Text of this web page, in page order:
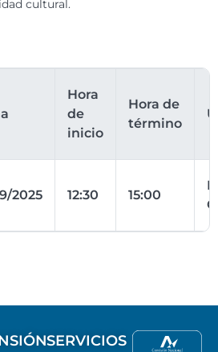
cultural.
Hora
de
inicio
Hora de
término
2025 12:30 15:00
SERVICIOS